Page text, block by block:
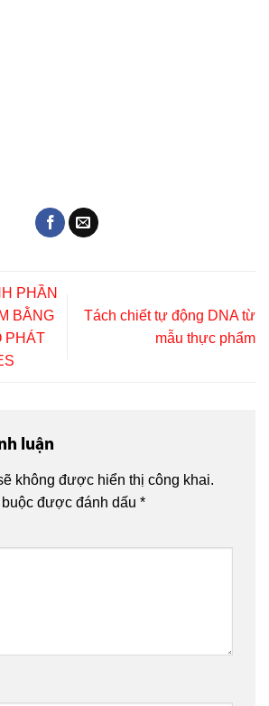
PHẦN
BẰNG
PHÁT
Tách chiết tự động DNA từ
mẫu thực phẩm
luận
không được hiển thị công khai.
được đánh dấu *